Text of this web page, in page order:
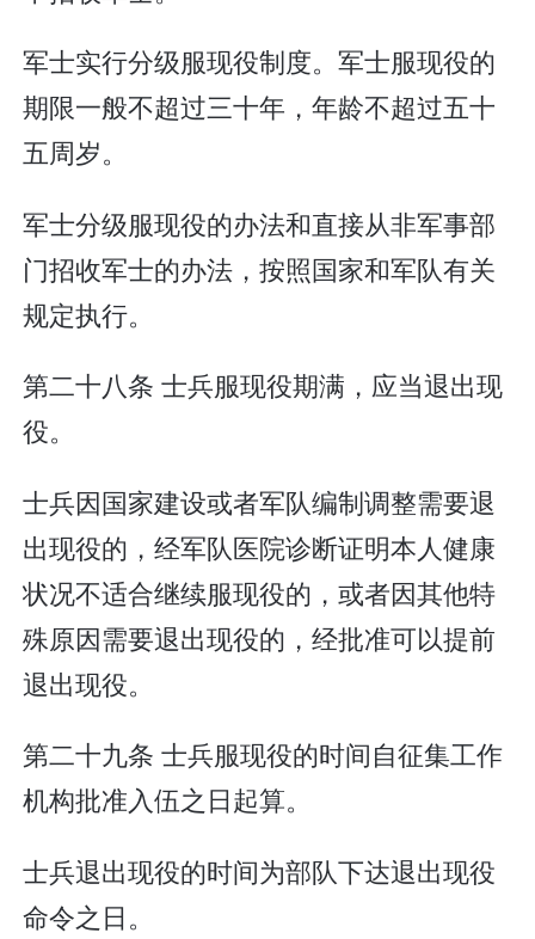
军士实行分级服现役制度。军士服现役的
期限一般不超过三十年，年龄不超过五十
五周岁。
军士分级服现役的办法和直接从非军事部
门招收军士的办法，按照国家和军队有关
规定执行。
第二十八条 士兵服现役期满，应当退出现
役。
士兵因国家建设或者军队编制调整需要退
出现役的，经军队医院诊断证明本人健康
状况不适合继续服现役的，或者因其他特
殊原因需要退出现役的，经批准可以提前
退出现役。
第二十九条 士兵服现役的时间自征集工作
机构批准入伍之日起算。
士兵退出现役的时间为部队下达退出现役
命令之日。